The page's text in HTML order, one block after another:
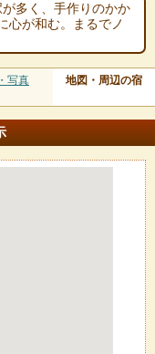
多く、手作りのかか
心が和む。まるでノ
写真 地図・周辺の宿